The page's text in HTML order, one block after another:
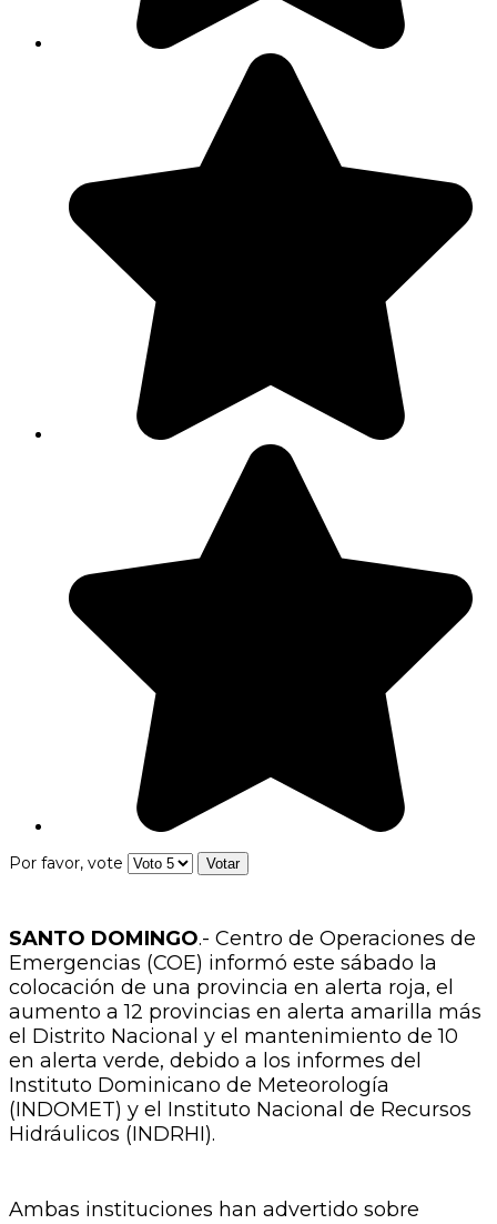
Por favor, vote
SANTO DOMINGO.- Centro de Operaciones de
Emergencias (COE) informó este sábado la
colocación de una provincia en alerta roja, el
aumento a 12 provincias en alerta amarilla más
el Distrito Nacional y el mantenimiento de 10
en alerta verde, debido a los informes del
Instituto Dominicano de Meteorología
(INDOMET) y el Instituto Nacional de Recursos
Hidráulicos (INDRHI).
Ambas instituciones han advertido sobre